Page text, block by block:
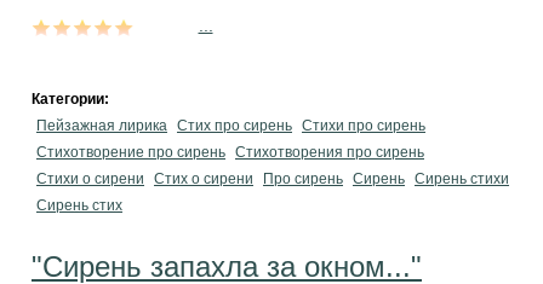
Категории:
Пейзажная лирика Стих про сирень Стихи про сирень
Стихотворение про сирень Стихотворения про сирень
Стихи о сирени
Стих о сирени Про сирень Сирень Сирень стихи
Сирень стих
"Сирень запахла за окном..."